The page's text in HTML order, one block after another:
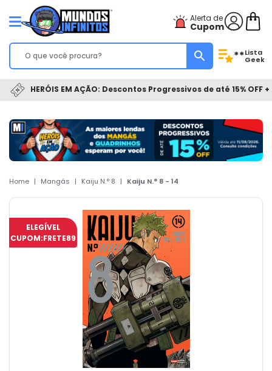
Alerta de
Cupom
**Lista
Geek
HERÓIS EM AÇÃO: Descontos Progressivos de até 15% OFF
Home | Mangás | Kaiju N.° 8 | Kaiju N.° 8 - 14
ELEGÍVEL
CUPOM:FRETE89